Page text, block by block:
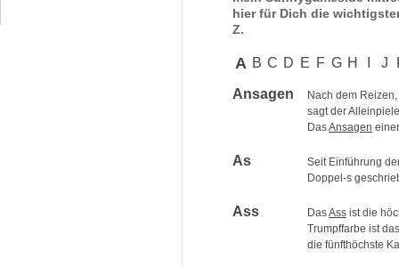
hier für Dich die
Z.
A B C D E F G H J
Ansagen
Nach dem
sagt der
DasAnsagen
As
Seit Einführung
Doppel-s
Ass DasAss ist die
Trumpffarbe ist
die fünfthöchste